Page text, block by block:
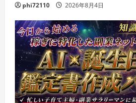
phi72110 2026年8月4日